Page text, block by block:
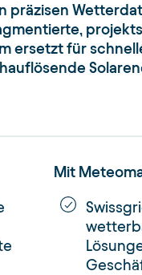
präzisen
ersetzt für
Mit